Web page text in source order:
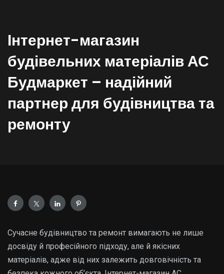
Інтернет-магазин
будівельних матеріалів АС
Будмаркет – надійний
партнер для будівництва та
ремонту
Сучасне будівництво та ремонт вимагають не лише
досвіду й професійного підходу, але й якісних
матеріалів, адже від них залежить довговічність та